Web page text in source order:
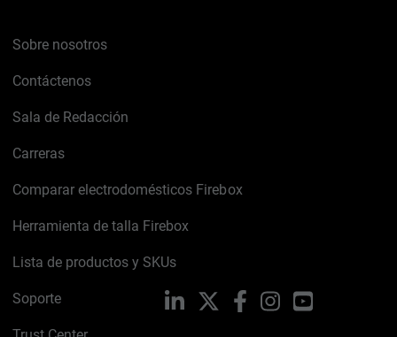
Sobre nosotros
Contáctenos
Sala de Redacción
Carreras
Comparar electrodomésticos Firebox
Herramienta de talla Firebox
Lista de productos y SKUs
Soporte LinkedIn FacebookInstagramYouTube